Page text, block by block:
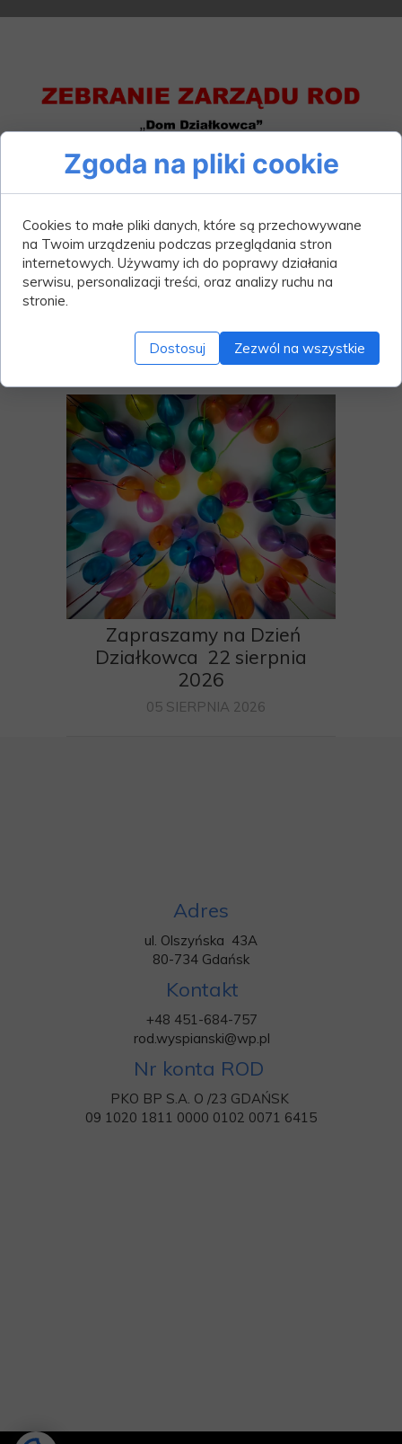
Zapraszamy na Dzień
Działkowca 22 sierpnia
2026
05 SIERPNIA 2026
Adres
ul. Olszyńska 43A
80-734 Gdańsk
Kontakt
+48 451-684-757
rod.wyspianski@wp.pl
Nr konta ROD
PKO BP S.A. O /23 GDAŃSK
09 1020 1811 0000 0102 0071 6415
Zgoda na pliki cookie
Cookies to małe pliki danych, które są przechowywane
na Twoim urządzeniu podczas przeglądania stron
internetowych. Używamy ich do poprawy działania
serwisu, personalizacji treści, oraz analizy ruchu na
stronie.
Dostosuj Zezwól na wszystkie